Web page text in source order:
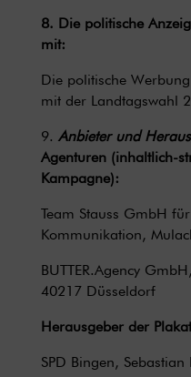
8. Die politische
mit:
Die politische
mit der Landtagswahl
9. Anbieter und
Agenturen (inhaltlich-
Kampagne):
Team Stauss GmbH
Kommunikation,
BUTTER.Agency
40217 Düsseldorf
Herausgeber der
SPD Bingen,